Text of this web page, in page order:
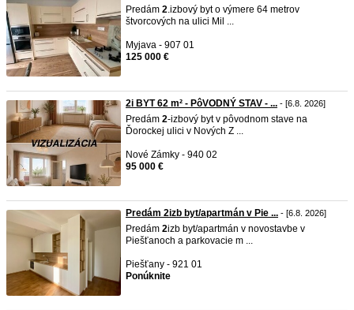
Predám 2.izbový byt o výmere 64 metrov
štvorcových na ulici Mil ...
Myjava - 907 01
125 000 €
2i BYT 62 m² - PôVODNÝ STAV - ... - [6.8. 2026]
Predám 2-izbový byt v pôvodnom stave na
Ďorockej ulici v Nových Z ...
Nové Zámky - 940 02
95 000 €
Predám 2izb byt/apartmán v Pie ... - [6.8. 2026]
Predám 2izb byt/apartmán v novostavbe v
Piešťanoch a parkovacie m ...
Piešťany - 921 01
Ponúknite